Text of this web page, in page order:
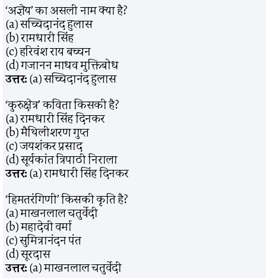
‘अज्ञेय’ का असली नाम क्या है?
(a) सच्चिदानंद हुलास
(b) रामधारी सिंह
(c) हरिवंश राय बच्चन
(d) गजानन माधव मुक्तिबोध
उत्तर:(a) सच्चिदानंद हुलास
‘कुरुक्षेत्र’ कविता किसकी है?
(a) रामधारी सिंह दिनकर
(b) मैथिलीशरण गुप्त
(c) जयशंकर प्रसाद
(d) सूर्यकांत त्रिपाठी निराला
उत्तर:(a) रामधारी सिंह दिनकर
‘हिमतरंगिणी’ किसकी कृति है?
(a) माखनलाल चतुर्वेदी
(b) महादेवी वर्मा
(c) सुमित्रानंदन पंत
(d) सूरदास
उत्तर:(a) माखनलाल चतुर्वेदी